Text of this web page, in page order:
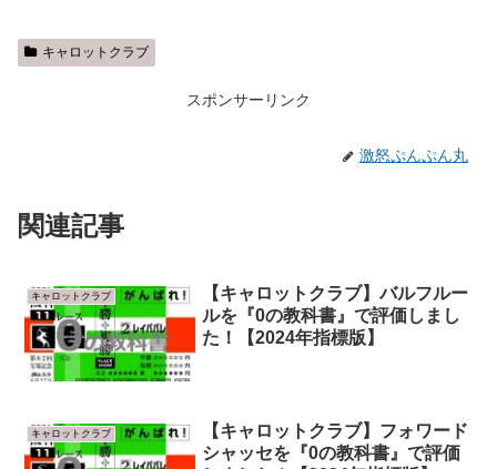
キャロットクラブ
スポンサーリンク
激怒ぷんぷん丸
関連記事
キャロットクラブ
【キャロットクラブ】バルフルー
ルを『0の教科書』で評価しまし
た！【2024年指標版】
キャロットクラブ
【キャロットクラブ】フォワード
シャッセを『0の教科書』で評価